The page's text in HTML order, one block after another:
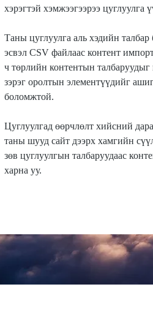
хэрэгтэй хэмжээгээрээ цуглуулга
Таны цуглуулга аль хэдийн
эсвэл CSV файлаас контент
ч төрлийн контентын
зэрэг оролтын элементүүдийг
боломжтой.
Цуглуулгад өөрчлөлт хийсний
таны шууд сайт дээрх хамгийн
зөв цуглуулгын талбаруудаас
харна уу.